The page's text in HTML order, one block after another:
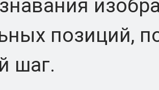
позиций,
шаг.